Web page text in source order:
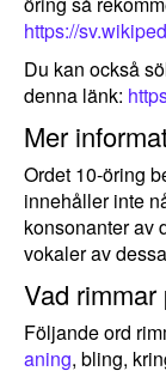
https://
Du kan också
denna länk:
Mer
Ordet 10-öring
innehåller inte
konsonanter av
vokaler av
Vad rimmar
Följande ord
aning, bling,